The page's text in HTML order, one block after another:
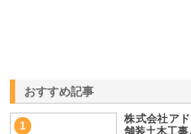
おすすめ記事
1
株式会社ア